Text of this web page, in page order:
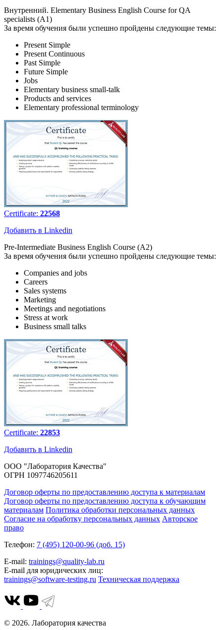
Внутренний. Elementary Business English Course for QA
specialists (A1)
За время обучения были успешно пройдены следующие темы:
Present Simple
Present Continuous
Past Simple
Future Simple
Jobs
Elementary business small-talk
Products and services
Elementary professional terminology
Certificate: 22568
Добавить в Linkedin
Pre-Intermediate Business English Course (A2)
За время обучения были успешно пройдены следующие темы:
Companies and jobs
Careers
Sales systems
Marketing
Meetings and negotiations
Stress at work
Business small talks
Certificate: 22853
Добавить в Linkedin
ООО "Лаборатория Качества"
ОГРН 1097746205611
Договор оферты по предоставлению доступа к материалам
Договор оферты по предоставлению доступа к обучающим
материалам Политика обработки персональных данных
Согласие на обработку персональных данных Авторское
право
Телефон: 7 (495) 120-00-96 (доб. 15)
E-mail: trainings@quality-lab.ru
E-mail для юридических лиц:
trainings@software-testing.ru Техническая поддержка
© 2026. Лаборатория качества